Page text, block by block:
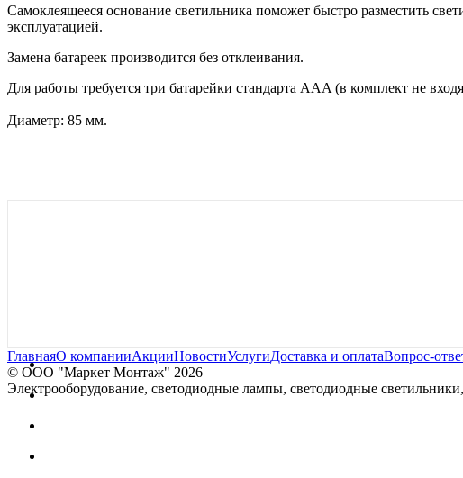
Самоклеящееся основание светильника поможет быстро разместить
эксплуатацией.
Замена батареек производится без отклеивания.
Для работы требуется три батарейки стандарта AAA (в комплект не
Диаметр: 85 мм.
ГлавнаяО компанииАкцииНовостиУслугиДоставка и оплатаВопрос-
© OOO "Маркет Монтаж" 2026
Электрооборудование, светодиодные лампы, светодиодные